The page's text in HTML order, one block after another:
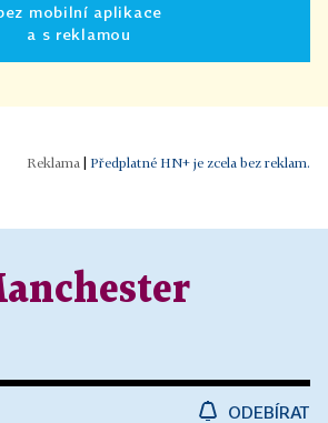
mobilní aplikace
a s reklamou
| Předplatné HN+ je zcela bez reklam.
ODEBÍRAT